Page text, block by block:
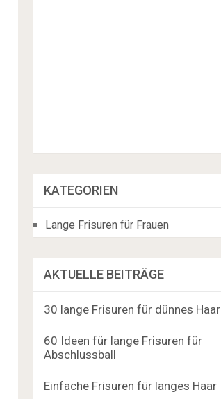
KATEGORIEN
Lange Frisuren für Frauen
AKTUELLE BEITRÄGE
30 lange Frisuren für dünnes Haar
60 Ideen für lange Frisuren für
Abschlussball
Einfache Frisuren für langes Haar